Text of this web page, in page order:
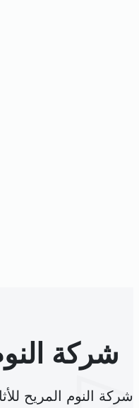
شركة
شركة النوم المريح